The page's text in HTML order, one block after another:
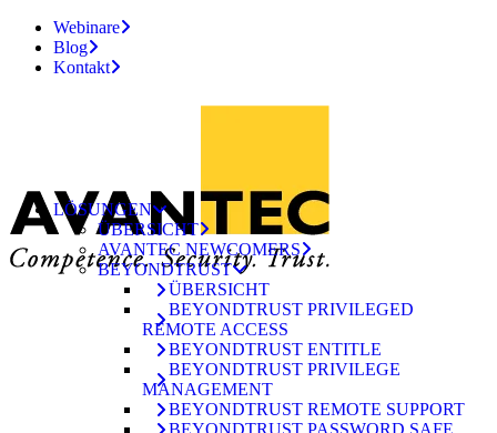
Webinare
Blog
Kontakt
LÖSUNGEN
ÜBERSICHT
AVANTEC NEWCOMERS
BEYONDTRUST
ÜBERSICHT
BEYONDTRUST PRIVILEGED
REMOTE ACCESS
BEYONDTRUST ENTITLE
BEYONDTRUST PRIVILEGE
MANAGEMENT
BEYONDTRUST REMOTE SUPPORT
BEYONDTRUST PASSWORD SAFE